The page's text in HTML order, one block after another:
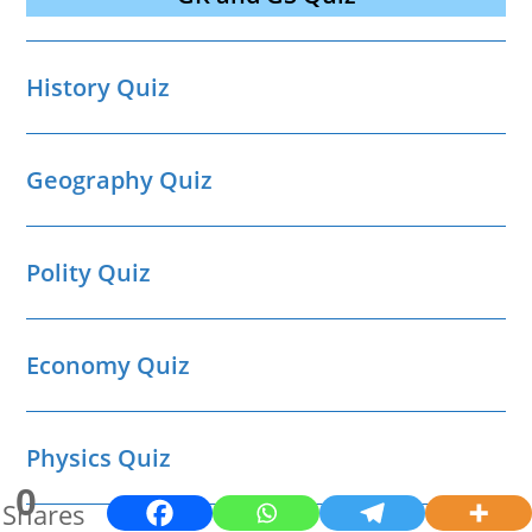
0
Shares
History Quiz
Geography Quiz
Polity Quiz
Economy Quiz
Physics Quiz